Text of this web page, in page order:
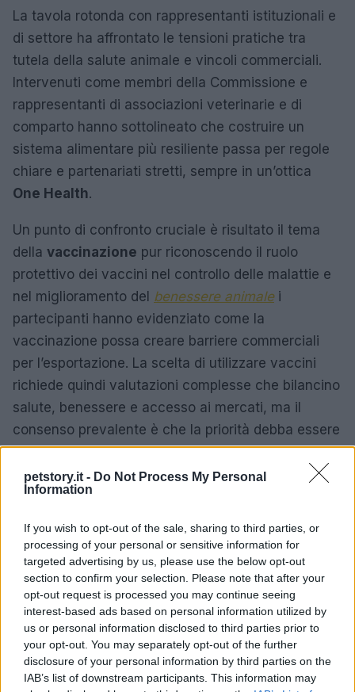
petstory.it - Do Not Process My Personal
Information
If you wish to opt-out of the sale, sharing to third parties, or
processing of your personal or sensitive information for
targeted advertising by us, please use the below opt-out
section to confirm your selection. Please note that after your
opt-out request is processed you may continue seeing
interest-based ads based on personal information utilized by
us or personal information disclosed to third parties prior to
your opt-out. You may separately opt-out of the further
disclosure of your personal information by third parties on the
IAB’s list of downstream participants. This information may
La tavola rotonda con rappresentanti istituzionali e
di settore ha affrontato le tensioni pratiche tra
tutela della salute animale e vincoli commerciali.
Intervenuti come membri della Commissione e
rappresentanti di associazioni veterinarie e di
comparto hanno sottolineato che costruire un
sistema alimentare più resiliente passa per regole
chiare e partenariati stretti, sempre in un’ottica
One Health.
Un punto di confronto cruciale è risultato il tema
della vaccinazione pur riconoscendo il ruolo
protettivo dei vaccini nel controllo delle malattie e
nel miglioramento del benessere animalei
partecipanti hanno evidenziato come la
vaccinazione possa creare barriere commerciali
per l’esportazione. La scelta di utilizzare vaccini
richiede quindi valutazioni complesse che bilancino
salute, benessere e accesso ai mercati, ma il
consenso prevalente è che la priorità debba essere
la protezione sanitaria e il benessere degli animali.
L’incontro si è chiuso con un invito netto a investire
sorveglianza, formazione e sistemi informativi
standardizzati è stato presentato come più
efficiente e umano rispetto alla gestione delle crisi
e agli abbattimenti massivi.
La Federazione dei Veterinari d’Europa (FVE) e
l’associazione Animal Advocacy & Food Transition
(AAFD) hanno promosso l’iniziativa, sottolineando